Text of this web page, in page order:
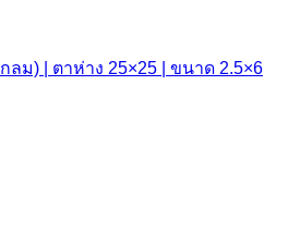
ลม) | ตาห่าง 25×25 | ขนาด 2.5×6